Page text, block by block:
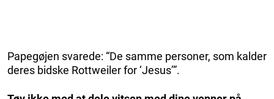
Papegøjen svarede: “De samme personer, som kalder
deres bidske Rottweiler for ‘Jesus’”.